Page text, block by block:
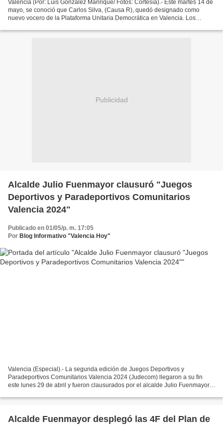
Valencia (Por: Luis González Manrique/ Fotos: Cortesía).- Este martes 14 de
mayo, se conoció que Carlos Silva, (Causa R), quedó designado como
nuevo vocero de la Plataforma Unitaria Democrática en Valencia. Los
Publicidad
Alcalde Julio Fuenmayor clausuró "Juegos
Deportivos y Paradeportivos Comunitarios
Valencia 2024"
Publicado en 01/05/p. m. 17:05
Por Blog Informativo "Valencia Hoy"
Valencia (Especial).- La segunda edición de Juegos Deportivos y
Paradeportivos Comunitarios Valencia 2024 (Judecom) llegaron a su fin
este lunes 29 de abril y fueron clausurados por el alcalde Julio Fuenmayor,
Alcalde Fuenmayor desplegó las 4F del Plan de